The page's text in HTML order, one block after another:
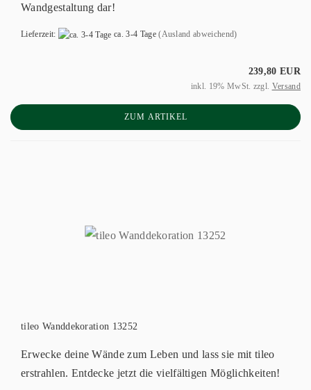
Wandgestaltung dar!
Lieferzeit: ca. 3-4 Tage (Ausland abweichend)
239,80 EUR
inkl. 19% MwSt. zzgl. Versand
ZUM ARTIKEL
tileo Wanddekoration 13252
Erwecke deine Wände zum Leben und lass sie mit tileo
erstrahlen. Entdecke jetzt die vielfältigen Möglichkeiten!